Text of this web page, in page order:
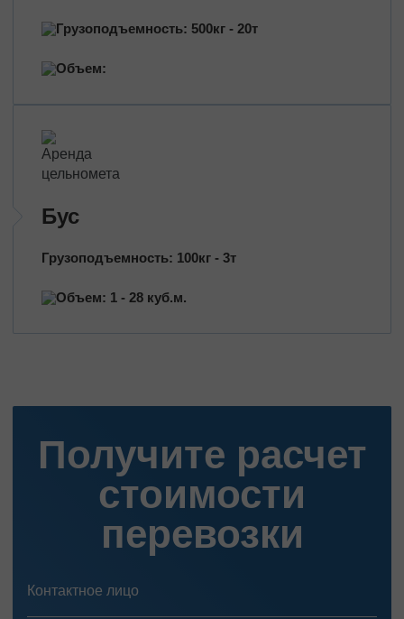
Грузоподъемность: 500кг - 20т
Объем:
Бус
Грузоподъемность: 100кг - 3т
Объем: 1 - 28 куб.м.
Получите расчет
стоимости
перевозки